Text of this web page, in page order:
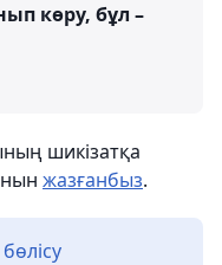
көру, бұл –
шикізатқа
жазғанбыз.